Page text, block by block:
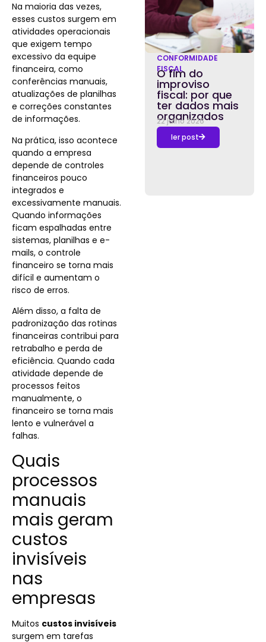
Na maioria das vezes,
esses custos surgem em
atividades operacionais
que exigem tempo
excessivo da equipe
financeira, como
conferências manuais,
atualizações de planilhas
e correções constantes
de informações.
Na prática, isso acontece
quando a empresa
depende de controles
financeiros pouco
integrados e
excessivamente manuais.
Quando informações
ficam espalhadas entre
sistemas, planilhas e e-
mails, o controle
financeiro se torna mais
difícil e aumentam o
risco de erros.
Além disso, a falta de
padronização das rotinas
financeiras contribui para
retrabalho e perda de
eficiência. Quando cada
atividade depende de
processos feitos
manualmente, o
financeiro se torna mais
lento e vulnerável a
falhas.
Quais
processos
manuais
mais geram
custos
invisíveis
nas
empresas
Muitos custos invisíveis
surgem em tarefas
CONFORMIDADE
FISCAL
O fim do
improviso
fiscal: por que
ter dados mais
organizados
22 julho 2026
ler post